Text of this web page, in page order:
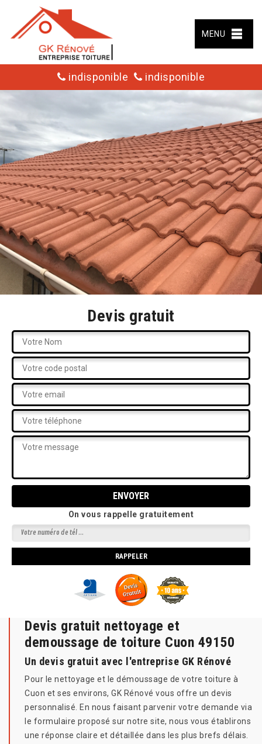
MENU
indisponible indisponible
Devis gratuit
On vous rappelle gratuitement
Devis gratuit nettoyage et
demoussage de toiture Cuon 49150
Un devis gratuit avec l'entreprise GK Rénové
Pour le nettoyage et le démoussage de votre toiture à
Cuon et ses environs, GK Rénové vous offre un devis
personnalisé. En nous faisant parvenir votre demande via
le formulaire proposé sur notre site, nous vous établirons
une réponse claire et détaillée dans les plus brefs délais.